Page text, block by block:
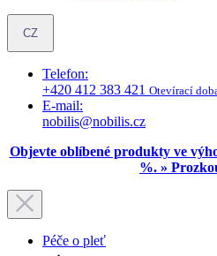
CZ
Telefon:
+420 412 383 421 Otevírací
E-mail:
nobilis@nobilis.cz
Objevte oblíbené produkty ve
%. »
Péče o pleť